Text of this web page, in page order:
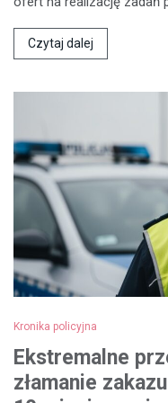
Czytaj dalej
Kronika policyjna
Ekstremalne
złamanie